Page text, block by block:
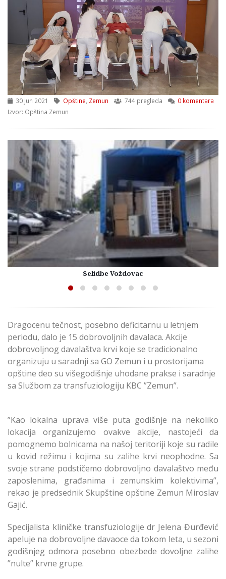
30 Jun 2021 Opštine Zemun 744 pregleda
0 komentara
Izvor: Opština Zemun
Selidbe Voždovac
Dragocenu tečnost, posebno deficitarnu u letnjem
periodu, dalo je 15 dobrovoljnih davalaca. Akcije
dobrovoljnog davalaštva krvi koje se tradicionalno
organizuju u saradnji sa GO Zemun i u prostorijama
opštine deo su višegodišnje uhodane prakse i saradnje
sa Službom za transfuziologiju KBC ”Zemun”.
”Kao lokalna uprava više puta godišnje na nekoliko
lokacija organizujemo ovakve akcije, nastojeći da
pomognemo bolnicama na našoj teritoriji koje su radile
u kovid režimu i kojima su zalihe krvi neophodne. Sa
svoje strane podstičemo dobrovoljno davalaštvo među
zaposlenima, građanima i zemunskim kolektivima”,
rekao je predsednik Skupštine opštine Zemun Miroslav
Gajić.
Specijalista kliničke transfuziologije dr Jelena Đurđević
apeluje na dobrovoljne davaoce da tokom leta, u sezoni
godišnjeg odmora posebno obezbede dovoljne zalihe
”nulte” krvne grupe.